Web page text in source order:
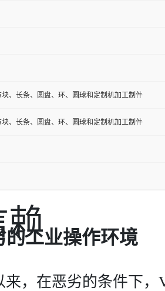
、长条、圆盘、环、圆球和定制机加工制件
、长条、圆盘、环、圆球和定制机加工制件
赖工业操作环境
，在恶劣的条件下，